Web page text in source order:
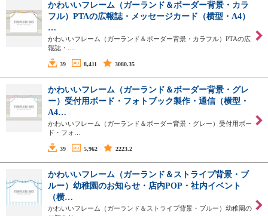
かわいいフレーム（ガーランド＆ボーダー背景・カラ
フル）PTAの広報誌・メッセージカード（横型・A4）
…
かわいいフレーム（ガーランド＆ボーダー背景・カラフル）PTAの広
報誌・…
39 8,411 3080.35
かわいいフレーム（ガーランド＆ボーダー背景・グレ
ー）受付用ボード・フォトブック製作・通信（横型・
A4…
かわいいフレーム（ガーランド＆ボーダー背景・グレー）受付用ボー
ド・フォ…
39 5,962 2223.2
かわいいフレーム（ガーランド＆ストライプ背景・ブ
ルー）幼稚園のお知らせ・店内POP・社内イベント
（横…
かわいいフレーム（ガーランド＆ストライプ背景・ブルー）幼稚園の